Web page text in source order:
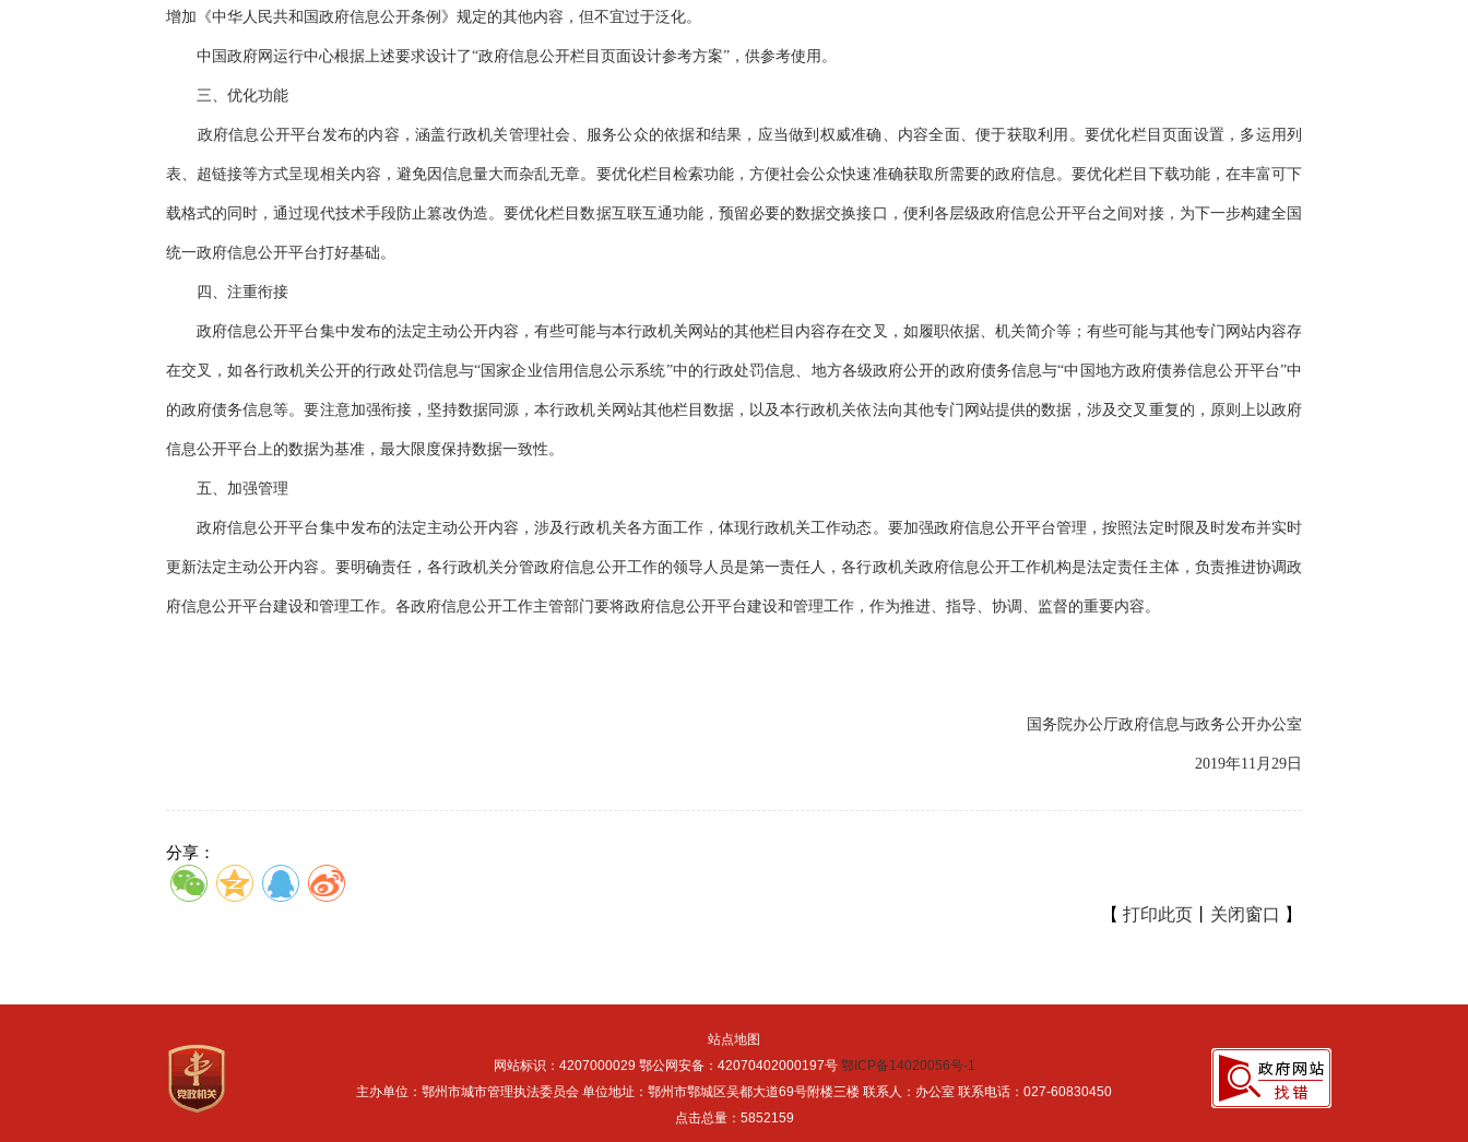
增加《中华人民共和国政府信息公开条例》规定的其他内容，但不宜过于泛化。
中国政府网运行中心根据上述要求设计了“政府信息公开栏目页面设计参考方案”，供参考使用。
三、优化功能
政府信息公开平台发布的内容，涵盖行政机关管理社会、服务公众的依据和结果，应当做到权威准确、内容全面、便于获取利用。要优化栏目页面设置，多运用列
表、超链接等方式呈现相关内容，避免因信息量大而杂乱无章。要优化栏目检索功能，方便社会公众快速准确获取所需要的政府信息。要优化栏目下载功能，在丰富可下
载格式的同时，通过现代技术手段防止篡改伪造。要优化栏目数据互联互通功能，预留必要的数据交换接口，便利各层级政府信息公开平台之间对接，为下一步构建全国
统一政府信息公开平台打好基础。
四、注重衔接
政府信息公开平台集中发布的法定主动公开内容，有些可能与本行政机关网站的其他栏目内容存在交叉，如履职依据、机关简介等；有些可能与其他专门网站内容存
在交叉，如各行政机关公开的行政处罚信息与“国家企业信用信息公示系统”中的行政处罚信息、地方各级政府公开的政府债务信息与“中国地方政府债券信息公开平台”中
的政府债务信息等。要注意加强衔接，坚持数据同源，本行政机关网站其他栏目数据，以及本行政机关依法向其他专门网站提供的数据，涉及交叉重复的，原则上以政府
信息公开平台上的数据为基准，最大限度保持数据一致性。
五、加强管理
政府信息公开平台集中发布的法定主动公开内容，涉及行政机关各方面工作，体现行政机关工作动态。要加强政府信息公开平台管理，按照法定时限及时发布并实时
更新法定主动公开内容。要明确责任，各行政机关分管政府信息公开工作的领导人员是第一责任人，各行政机关政府信息公开工作机构是法定责任主体，负责推进协调政
府信息公开平台建设和管理工作。各政府信息公开工作主管部门要将政府信息公开平台建设和管理工作，作为推进、指导、协调、监督的重要内容。
国务院办公厅政府信息与政务公开办公室
2019年11月29日
分享：
【 打印此页 关闭窗口 】
站点地图
网站标识：4207000029 鄂公网安备：42070402000197号 鄂ICP备14020056号-1
主办单位：鄂州市城市管理执法委员会 单位地址：鄂州市鄂城区吴都大道69号附楼三楼 联系人：办公室 联系电话：027-60830450
点击总量： 5852159